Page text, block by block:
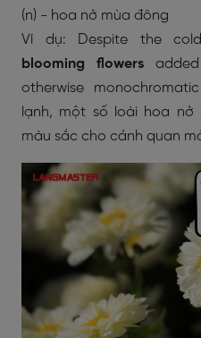
(n) - hoa nở mùa đông
Ví dụ: Despite the
blooming flowers
otherwise
lạnh, một số loài hoa
màu sắc cho cảnh quan